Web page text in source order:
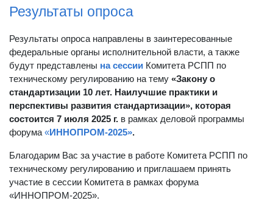
Результаты опроса
Результаты опроса направлены в заинтересованные
федеральные органы исполнительной власти, а также
будут представлены на сессии Комитета РСПП по
техническому регулированию на тему «Закону о
стандартизации 10 лет. Наилучшие практики и
перспективы развития стандартизации», которая
состоится 7 июля 2025 г. в рамках деловой программы
форума «ИННОПРОМ-2025».
Благодарим Вас за участие в работе Комитета РСПП по
техническому регулированию и приглашаем принять
участие в сессии Комитета в рамках форума
«ИННОПРОМ-2025».